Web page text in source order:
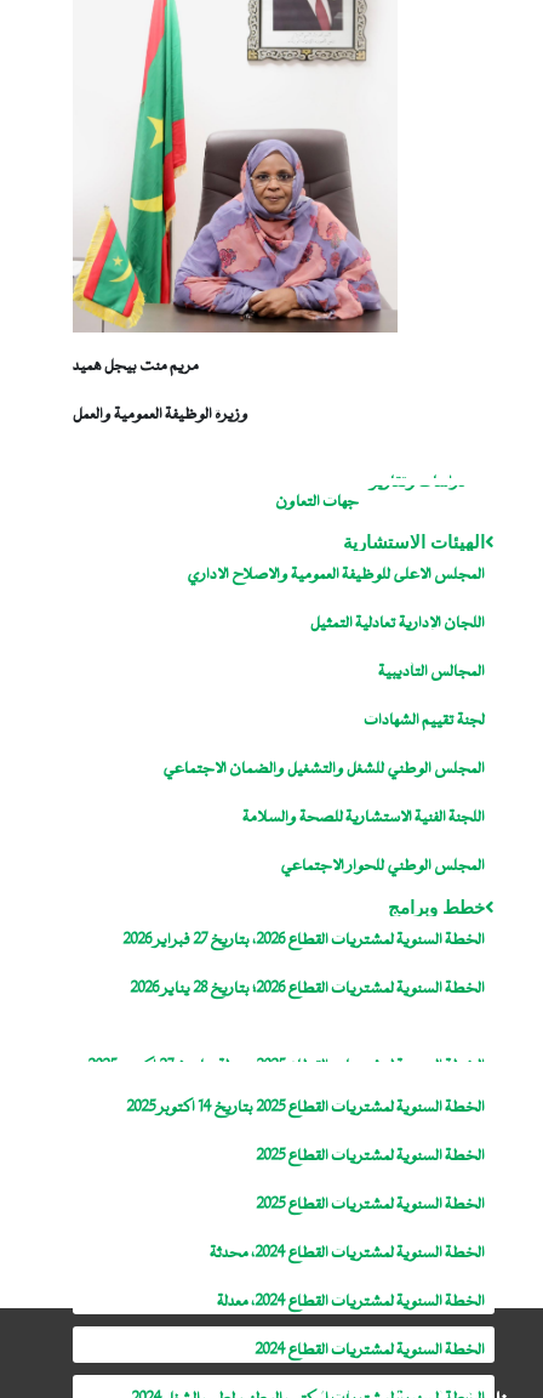
مريم منت بيجل هميد
وزيرة الوظيفة العمومية والعمل
دراسات وتقارير
جهات التعاون
الهيئات الاستشارية
المجلس الاعلى للوظيفة العمومية والاصلاح الاداري
اللجان الإدارية تعادلية التمثيل
المجالس التأديبية
لجنة تقييم الشهادات
المجلس الوطني للشغل والتشغيل والضمان الاجتماعي
اللجنة الفنية الاستشارية للصحة والسلامة
المجلس الوطني للحوار الاجتماعي
خطط وبرامج
الخطة السنوية لمشتريات القطاع 2026، بتاريخ 27 فبراير 2026
الخطة السنوية لمشتريات القطاع 2026؛ بتاريخ 28 يناير 2026
الخطة السنوية لمشتريات القطاع 2025، معدلة بتاريخ 27 اكتوبر 2025
الخطة السنوية لمشتريات القطاع 2025 بتاريخ 14 اكتوبر 2025
الخطة السنوية لمشتريات القطاع 2025
الخطة السنوية لمشتريات القطاع 2025
الخطة السنوية لمشتريات القطاع 2024، محدثة
الخطة السنوية لمشتريات القطاع 2024، معدلة
الخطة السنوية لمشتريات القطاع 2024